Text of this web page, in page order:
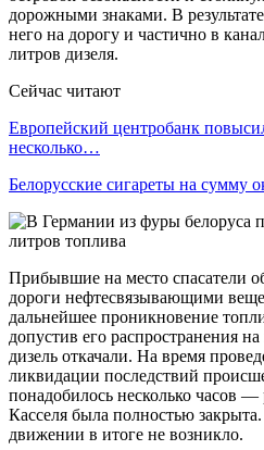
дорожными знаками. В результате
него на дорогу и частично в
литров дизеля.
Сейчас читают
Европейский центробанк
несколько…
Белорусские сигареты на сумму
Прибывшие на место спасатели
дороги нефтесвязывающими
дальнейшее проникновение
допустив его распространения
дизель откачали. На время
ликвидации последствий
понадобилось несколько часов —
Касселя была полностью
движении в итоге не возникло.